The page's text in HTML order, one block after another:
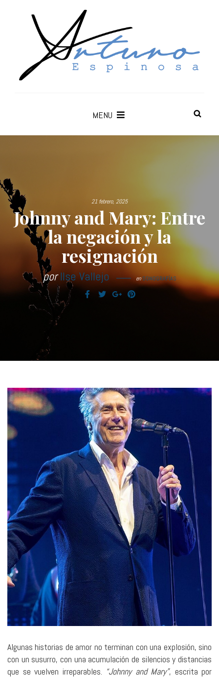
MENU
21 febrero, 2025
Johnny and Mary: Entre
la negación y la
resignación
porIlse Vallejo enSONOGRAFÍAS
Algunas historias de amor no terminan con una explosión, sino
con un susurro, con una acumulación de silencios y distancias
que se vuelven irreparables.
“Johnny and Mary”, escrita por